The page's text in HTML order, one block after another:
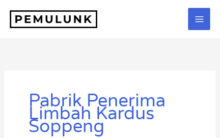
Pabrik Penerima
Limbah Kardus
Soppeng